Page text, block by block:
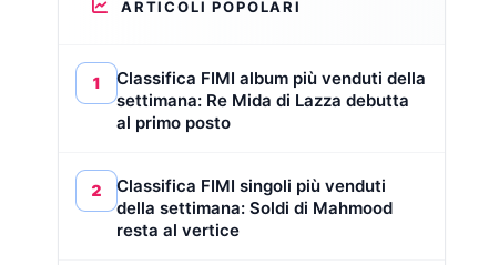
ARTICOLI POPOLARI
1
Classifica FIMI album più venduti della
settimana: Re Mida di Lazza debutta
al primo posto
2
Classifica FIMI singoli più venduti
della settimana: Soldi di Mahmood
resta al vertice